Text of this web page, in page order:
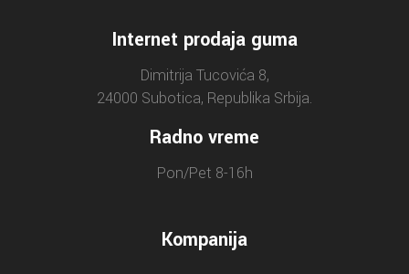
Internet prodaja guma
Dimitrija Tucovića 8,
24000 Subotica, Republika Srbija.
Radno vreme
Pon/Pet 8-16h
Kompanija